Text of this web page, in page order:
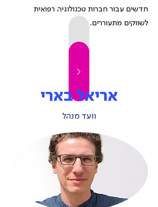
חדשים עבור חברות טכנולוגיה רפואית
לשווקים מתעוררים.
אריאל בארי
וועד מנהל